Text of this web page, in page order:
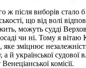
ж після виборів стало
що від волі
можуть судді
чи ні. Тому я вітаю
зміцнює
а й української судової
комісії.